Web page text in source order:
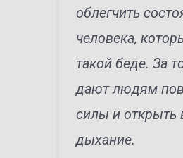
облегчить
человека,
такой беде. За
дают людям
силы и открыть
дыхание.